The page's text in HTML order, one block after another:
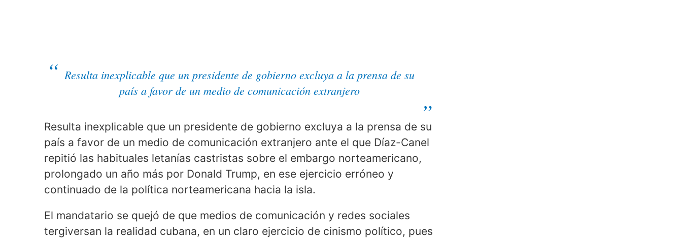
Resulta inexplicable que un presidente de gobierno excluya a la prensa de su
país a favor de un medio de comunicación extranjero
Resulta inexplicable que un presidente de gobierno excluya a la prensa de su
país a favor de un medio de comunicación extranjero ante el que Díaz-Canel
repitió las habituales letanías castristas sobre el embargo norteamericano,
prolongado un año más por Donald Trump, en ese ejercicio erróneo y
continuado de la política norteamericana hacia la isla.
El mandatario se quejó de que medios de comunicación y redes sociales
tergiversan la realidad cubana, en un claro ejercicio de cinismo político, pues